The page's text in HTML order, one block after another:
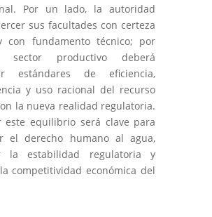
Por un lado, la autoridad
sus facultades con certeza
con fundamento técnico; por
productivo deberá
estándares de eficiencia,
y uso racional del recurso
la nueva realidad regulatoria.
este equilibrio será clave para
el derecho humano al agua,
la estabilidad regulatoria y
competitividad económica del